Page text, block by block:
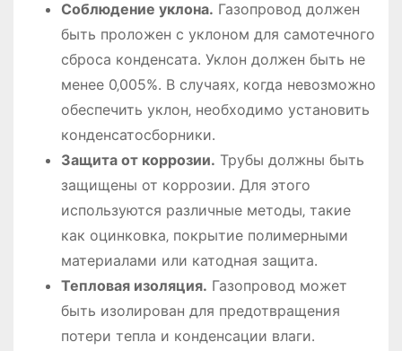
Соблюдение уклона․ Газопровод должен
быть проложен с уклоном для самотечного
сброса конденсата․ Уклон должен быть не
менее 0‚005%․ В случаях‚ когда невозможно
обеспечить уклон‚ необходимо установить
конденсатосборники․
Защита от коррозии․ Трубы должны быть
защищены от коррозии․ Для этого
используются различные методы‚ такие
как оцинковка‚ покрытие полимерными
материалами или катодная защита․
Тепловая изоляция․ Газопровод может
быть изолирован для предотвращения
потери тепла и конденсации влаги․